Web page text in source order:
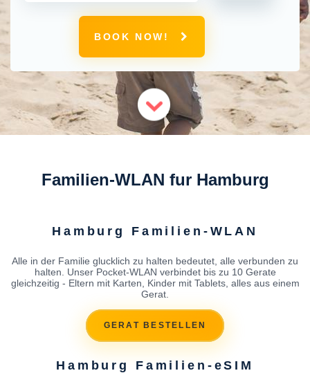
BOOK NOW!
Familien-WLAN fur Hamburg
Hamburg Familien-WLAN
Alle in der Familie glucklich zu halten bedeutet, alle verbunden zu
halten. Unser Pocket-WLAN verbindet bis zu 10 Gerate
gleichzeitig - Eltern mit Karten, Kinder mit Tablets, alles aus einem
Gerat.
GERAT BESTELLEN
Hamburg Familien-eSIM